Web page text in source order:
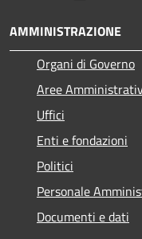
AMMINISTRAZIONE
Organi di Governo
Aree
Uffici
Enti e fondazioni
Politici
Personale
Documenti e dati